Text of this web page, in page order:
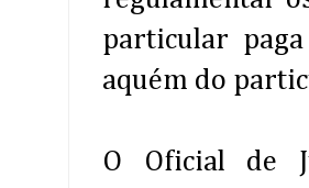
particular
aquém do
O Oficial de